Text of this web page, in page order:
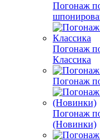
Погонаж
Погонаж
Классика
Погонаж
Погонаж
(Новинки)